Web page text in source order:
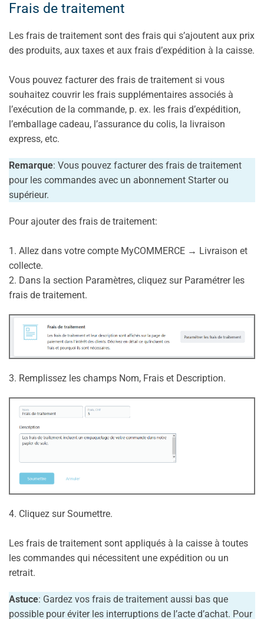
Frais de traitement
Les frais de traitement sont des frais qui s’ajoutent aux prix
des produits, aux taxes et aux frais d’expédition à la caisse.
Vous pouvez facturer des frais de traitement si vous
souhaitez couvrir les frais supplémentaires associés à
l’exécution de la commande, p. ex. les frais d’expédition,
l’emballage cadeau, l’assurance du colis, la livraison
express, etc.
Remarque: Vous pouvez facturer des frais de traitement
pour les commandes avec un abonnement Starter ou
supérieur.
Pour ajouter des frais de traitement:
1. Allez dans votre compte MyCOMMERCE → Livraison et
collecte.
2. Dans la section Paramètres, cliquez sur Paramétrer les
frais de traitement.
3. Remplissez les champs Nom, Frais et Description.
4. Cliquez sur Soumettre.
Les frais de traitement sont appliqués à la caisse à toutes
les commandes qui nécessitent une expédition ou un
retrait.
Astuce: Gardez vos frais de traitement aussi bas que
possible pour éviter les interruptions de l’acte d’achat. Pour